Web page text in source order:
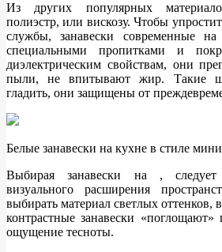
Из других популярных
полиэстр, или вискозу. Чтобы
службы, занавески современные
специальными пропитками и
диэлектрическим свойствам, они
пыли, не впитывают жир. Такие
гладить, они защищены от
Белые занавески на кухне в стиле
Выбирая занавески на , следует
визуального расширения
выбирать материал светлых оттенков,
контрастные занавески «поглощают»
ощущение тесноты.